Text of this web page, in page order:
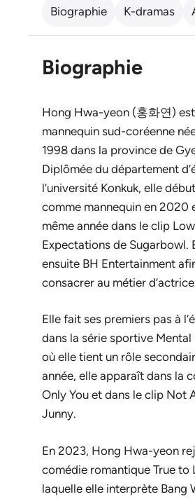
Biographie K-dramas
Biographie
Hong Hwa-yeon (홍화연)
mannequin sud-coréenne
1998 dans la province de
Diplômée du département
l’université Konkuk, elle
comme mannequin en 2020
même année dans le clip
Expectations de Sugarbowl.
ensuite BH Entertainment
consacrer au métier
Elle fait ses premiers pas à
dans la série sportive Mental
où elle tient un rôle
année, elle apparaît dans la
Only You et dans le clip Not
Junny.
En 2023, Hong Hwa-yeon
comédie romantique True to
laquelle elle interprète Bang